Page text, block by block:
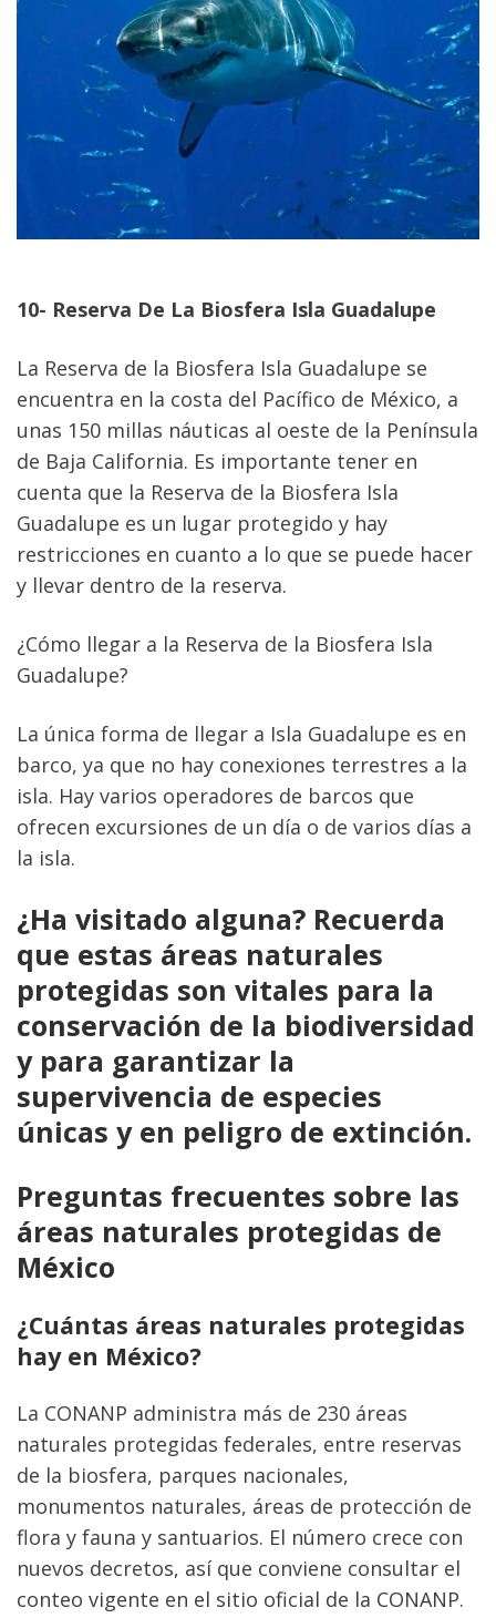
10- Reserva De La Biosfera Isla Guadalupe
La Reserva de la Biosfera Isla Guadalupe se
encuentra en la costa del Pacífico de México, a
unas 150 millas náuticas al oeste de la Península
de Baja California. Es importante tener en
cuenta que la Reserva de la Biosfera Isla
Guadalupe es un lugar protegido y hay
restricciones en cuanto a lo que se puede hacer
y llevar dentro de la reserva.
¿Cómo llegar a la Reserva de la Biosfera Isla
Guadalupe?
La única forma de llegar a Isla Guadalupe es en
barco, ya que no hay conexiones terrestres a la
isla. Hay varios operadores de barcos que
ofrecen excursiones de un día o de varios días a
la isla.
¿Ha visitado alguna? Recuerda
que estas áreas naturales
protegidas son vitales para la
conservación de la biodiversidad
y para garantizar la
supervivencia de especies
únicas y en peligro de extinción.
Preguntas frecuentes sobre las
áreas naturales protegidas de
México
¿Cuántas áreas naturales protegidas
hay en México?
La CONANP administra más de 230 áreas
naturales protegidas federales, entre reservas
de la biosfera, parques nacionales,
monumentos naturales, áreas de protección de
flora y fauna y santuarios. El número crece con
nuevos decretos, así que conviene consultar el
conteo vigente en el sitio oficial de la CONANP.